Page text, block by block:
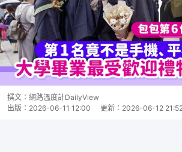
撰文： 網路溫度計DailyView
出版： 2026-06-11 12:00 更新： 2026-06-12